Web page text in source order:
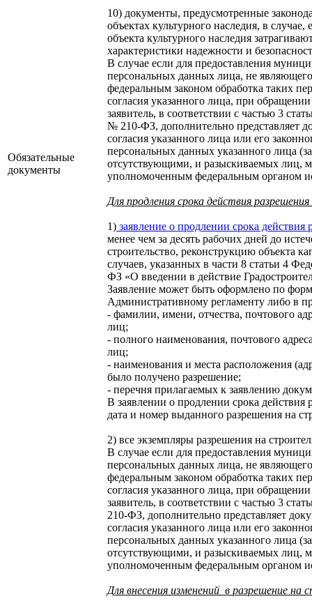
Обязательные
документы
10) документы, предусмотренные
объектах культурного наследия, в
объекта культурного наследия
характеристики надежности и
В случае если для предоставления
персональных данных лица, не
федеральным законом обработка таких
согласия указанного лица, при
заявитель, в соответствии с частью 3
№ 210-ФЗ, дополнительно представляет
согласия указанного лица или его
персональных данных указанного лица
отсутствующими, и разыскиваемых лиц,
уполномоченным федеральным органом
Для продления срока действия
1) заявление о продлении срока действия
менее чем за десять рабочих дней до
строительство, реконструкцию объекта
случаев, указанных в части 8 статьи 4
ФЗ «О введении в действие
Заявление может быть оформлено по
Административному регламенту либо в
- фамилии, имени, отчества, почтового
лиц;
- полного наименования, почтового
лиц;
- наименования и места расположения
было получено разрешение;
- перечня прилагаемых к заявлению
В заявлении о продлении срока действия
дата и номер выданного разрешения на
2) все экземпляры разрешения на
В случае если для предоставления
персональных данных лица, не
федеральным законом обработка таких
согласия указанного лица, при
заявитель, в соответствии с частью 3
210-ФЗ, дополнительно представляет
согласия указанного лица или его
персональных данных указанного лица
отсутствующими, и разыскиваемых лиц,
уполномоченным федеральным органом
Для внесения изменений в разрешение на